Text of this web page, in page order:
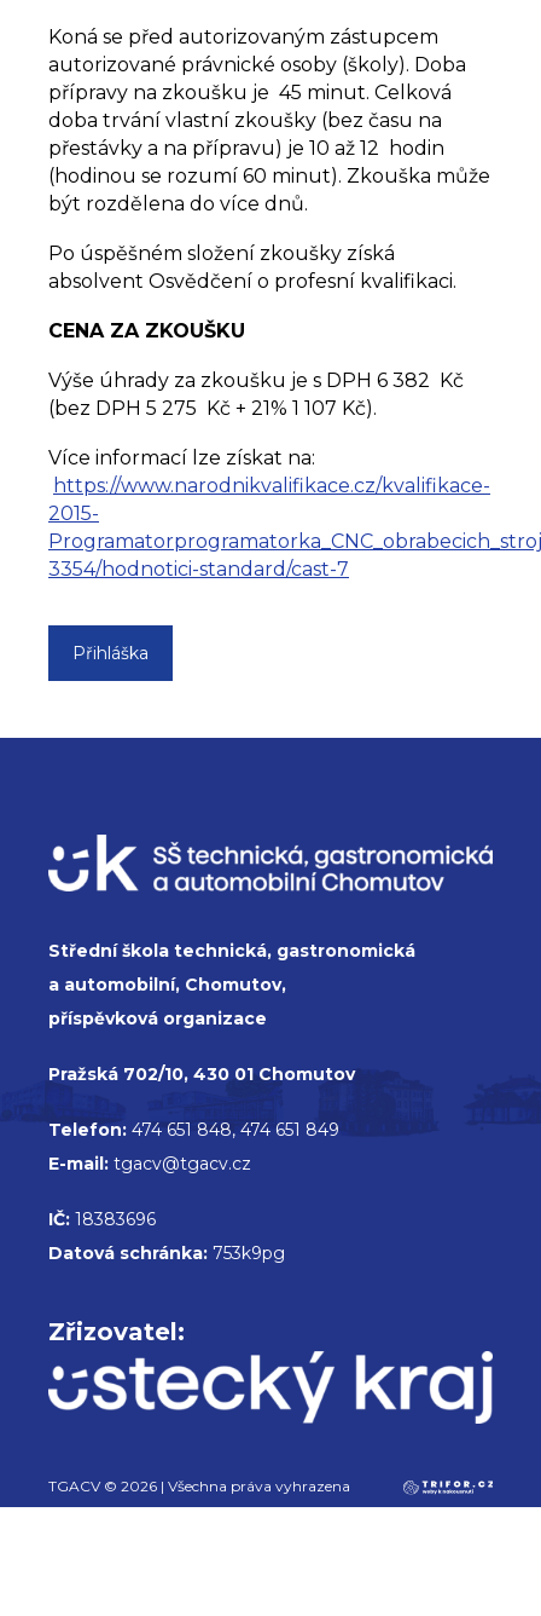
Koná se před autorizovaným zástupcem
autorizované právnické osoby (školy). Doba
přípravy na zkoušku je 45 minut. Celková
doba trvání vlastní zkoušky (bez času na
přestávky a na přípravu) je 10 až 12 hodin
(hodinou se rozumí 60 minut). Zkouška může
být rozdělena do více dnů.
Po úspěšném složení zkoušky získá
absolvent Osvědčení o profesní kvalifikaci.
CENA ZA ZKOUŠKU
Výše úhrady za zkoušku je s DPH 6 382 Kč
(bez DPH 5 275 Kč + 21% 1 107 Kč).
Více informací lze získat na:
https://www.narodnikvalifikace.cz/kvalifikace-
2015-
3354/hodnotici-standard/cast-7
Přihláška
Střední škola technická, gastronomická
a automobilní, Chomutov,
příspěvková organizace
Pražská 702/10, 430 01 Chomutov
Telefon: 474 651 848, 474 651 849
E-mail: tgacv@tgacv.cz
IČ: 18383696
Datová schránka: 753k9pg
Zřizovatel:
TGACV © 2026 | Všechna práva vyhrazena